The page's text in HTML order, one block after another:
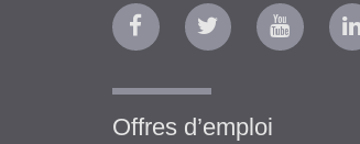
Offres d’emploi